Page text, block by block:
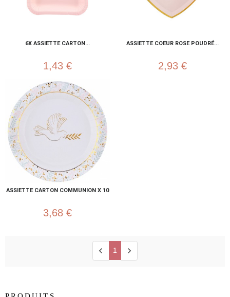
6X ASSIETTE CARTON...
1,43 €
ASSIETTE COEUR ROSE POUDRÉ...
2,93 €
ASSIETTE CARTON COMMUNION X 10
3,68 €
chevron_left 1 chevron_right